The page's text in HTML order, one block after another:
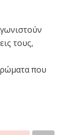
τους,
που